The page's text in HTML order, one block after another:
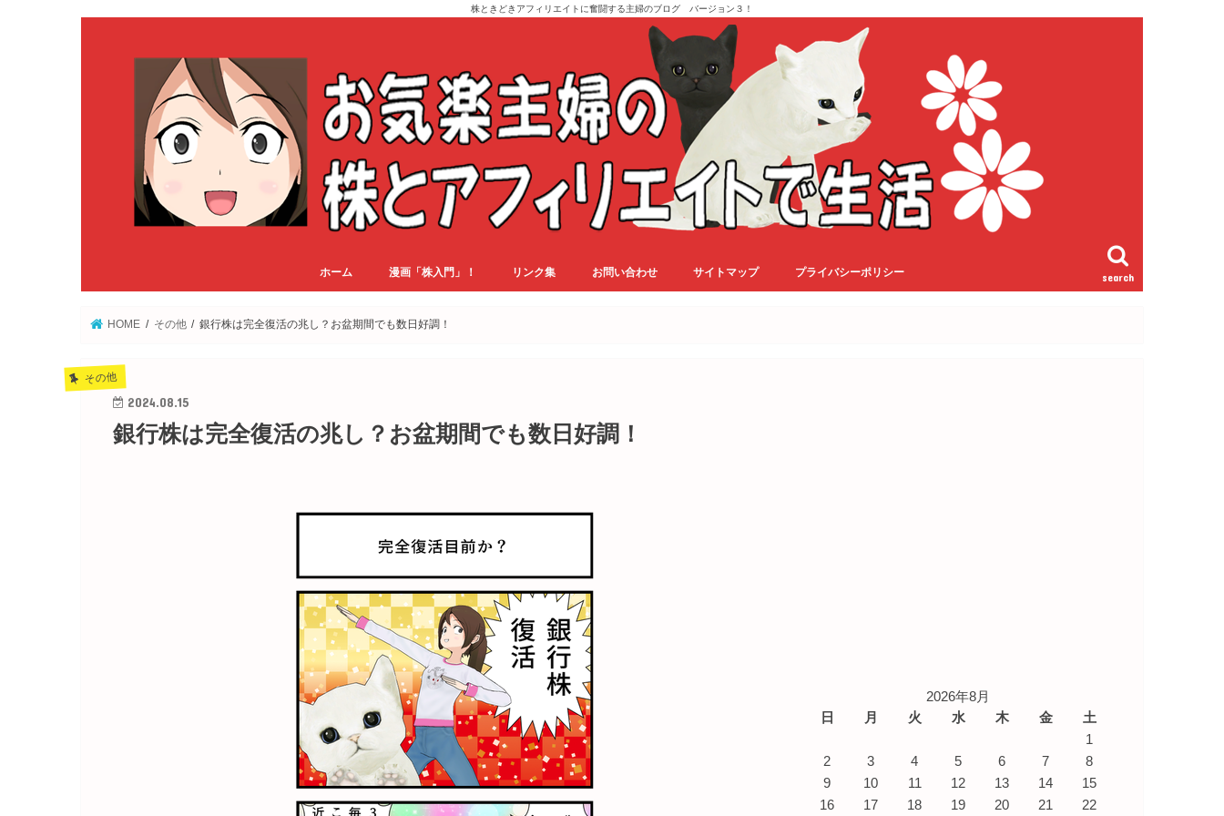
株ときどきアフィリエイトに奮闘する主婦のブログ バージョン３！
search
ホーム 漫画「株入門」！ リンク集 お問い合わせ サイトマップ プライバシーポリシー
HOME その他 銀行株は完全復活の兆し？お盆期間でも数日好調！
その他
2024.08.15
銀行株は完全復活の兆し？お盆期間でも数日好調！
2026年8月
日
月 火 水 木 金
土
1
2
3 4 5 6 7
8
9
10 11 12 13 14
15
16
17 18 19 20 21 22